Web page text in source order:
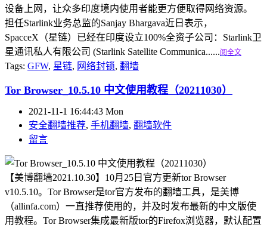
设备上网，让众多印度境内使用者能更方便取得网络资源。
担任Starlink业务总监的Sanjay Bhargava近日表示，
SpacceX（星链）已经在印度设立100%全资子公司：Starlink卫
星通讯私人有限公司 (Starlink Satellite Communica......阅全文
Tags: GFW, 星链, 网络封锁, 翻墙
Tor Browser_10.5.10 中文使用教程（20211030）
2021-11-1 16:44:43 Mon
安全翻墙推荐, 手机翻墙, 翻墙软件
留言
【美博翻墙2021.10.30】10月25日官方更新tor Browser
v10.5.10。Tor Browser是tor官方发布的翻墙工具，是美博
（allinfa.com）一直推荐使用的，并及时发布最新的中文版使
用教程。Tor Browser集成最新版tor的Firefox浏览器，默认配置